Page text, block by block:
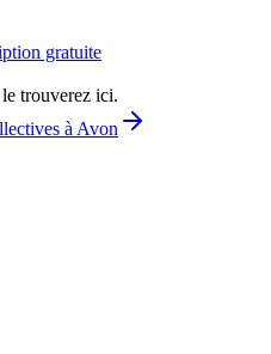
gratuite
trouverez ici.
à Avon